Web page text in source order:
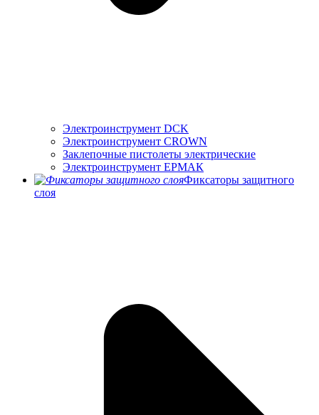
Электроинструмент DCK
Электроинструмент CROWN
Заклепочные пистолеты электрические
Электроинструмент ЕРМАК
Фиксаторы защитного
слоя